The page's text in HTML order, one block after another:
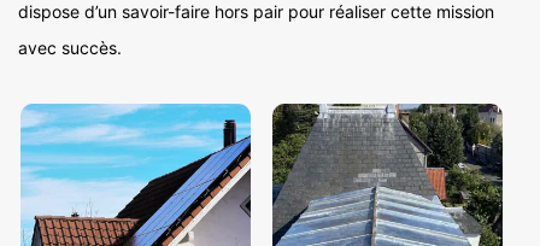
dispose d’un savoir-faire hors pair pour réaliser cette mission
avec succès.